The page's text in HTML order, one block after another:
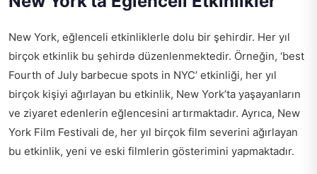
New York, eğlenceli etkinliklerle dolu bir şehirdir. Her yıl
birçok etkinlik bu şehirdə düzenlenmektedir. Örneğin, ‘best
Fourth of July barbecue spots in NYC’ etkinliği, her yıl
birçok kişiyi ağırlayan bu etkinlik, New York’ta yaşayanların
ve ziyaret edenlerin eğlencesini artırmaktadır. Ayrıca, New
York Film Festivali de, her yıl birçok film severini ağırlayan
bu etkinlik, yeni ve eski filmlerin gösterimini yapmaktadır.